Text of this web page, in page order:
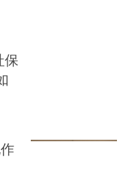
保